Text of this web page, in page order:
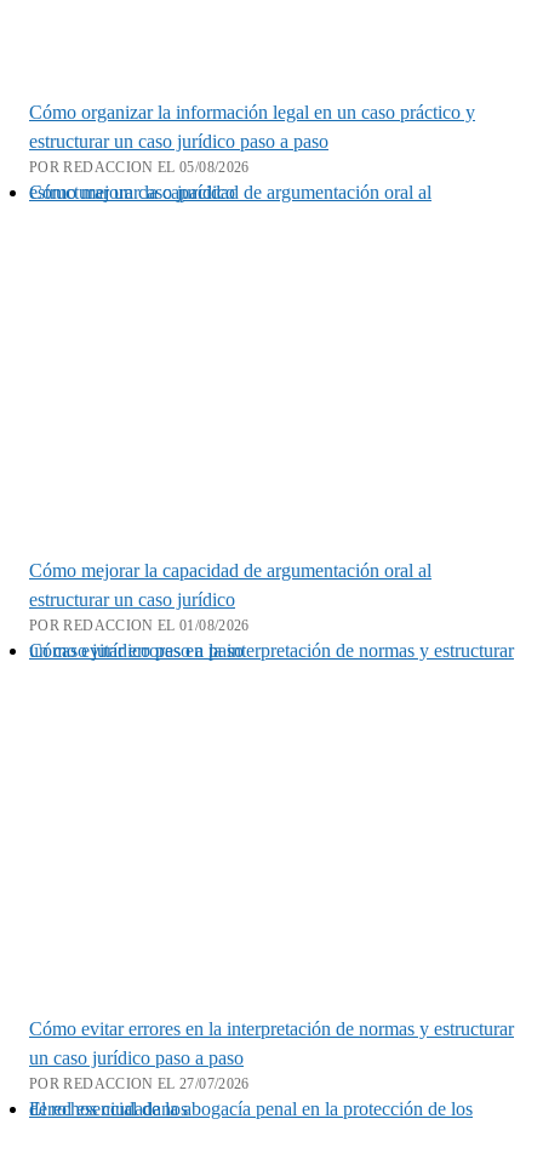
Cómo organizar la información legal en un caso práctico y
estructurar un caso jurídico paso a paso
POR REDACCION EL 05/08/2026
Cómo mejorar la capacidad de argumentación oral al estructurar un caso jurídico
Cómo mejorar la capacidad de argumentación oral al
estructurar un caso jurídico
POR REDACCION EL 01/08/2026
Cómo evitar errores en la interpretación de normas y estructurar un caso jurídico paso a paso
Cómo evitar errores en la interpretación de normas y estructurar
un caso jurídico paso a paso
POR REDACCION EL 27/07/2026
El rol esencial de la abogacía penal en la protección de los derechos ciudadanos